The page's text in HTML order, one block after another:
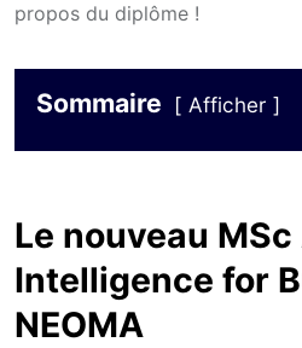
propos du diplôme !
Sommaire Afficher
Le nouveau
Intelligence for
NEOMA